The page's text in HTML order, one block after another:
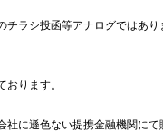
チラシ投函等アナログではあ
おります。
社に遜色ない提携金融機関にて